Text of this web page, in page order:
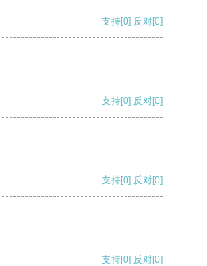
支持[0] 反对[0]
支持[0] 反对[0]
支持[0] 反对[0]
支持[0] 反对[0]